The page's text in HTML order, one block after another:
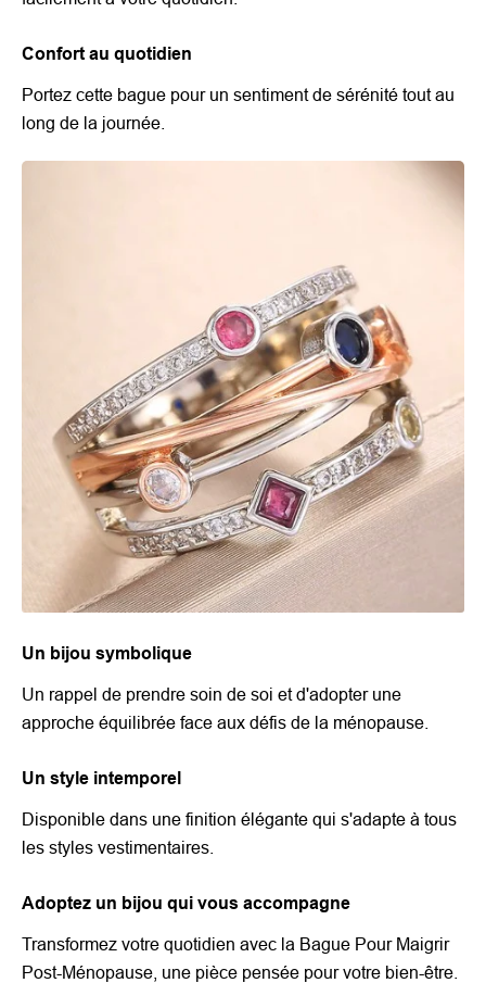
Confort au quotidien
Portez cette bague pour un sentiment de sérénité tout au
long de la journée.
Un bijou symbolique
Un rappel de prendre soin de soi et d'adopter une
approche équilibrée face aux défis de la ménopause.
Un style intemporel
Disponible dans une finition élégante qui s'adapte à tous
les styles vestimentaires.
Adoptez un bijou qui vous accompagne
Transformez votre quotidien avec la Bague Pour Maigrir
Post-Ménopause, une pièce pensée pour votre bien-être.